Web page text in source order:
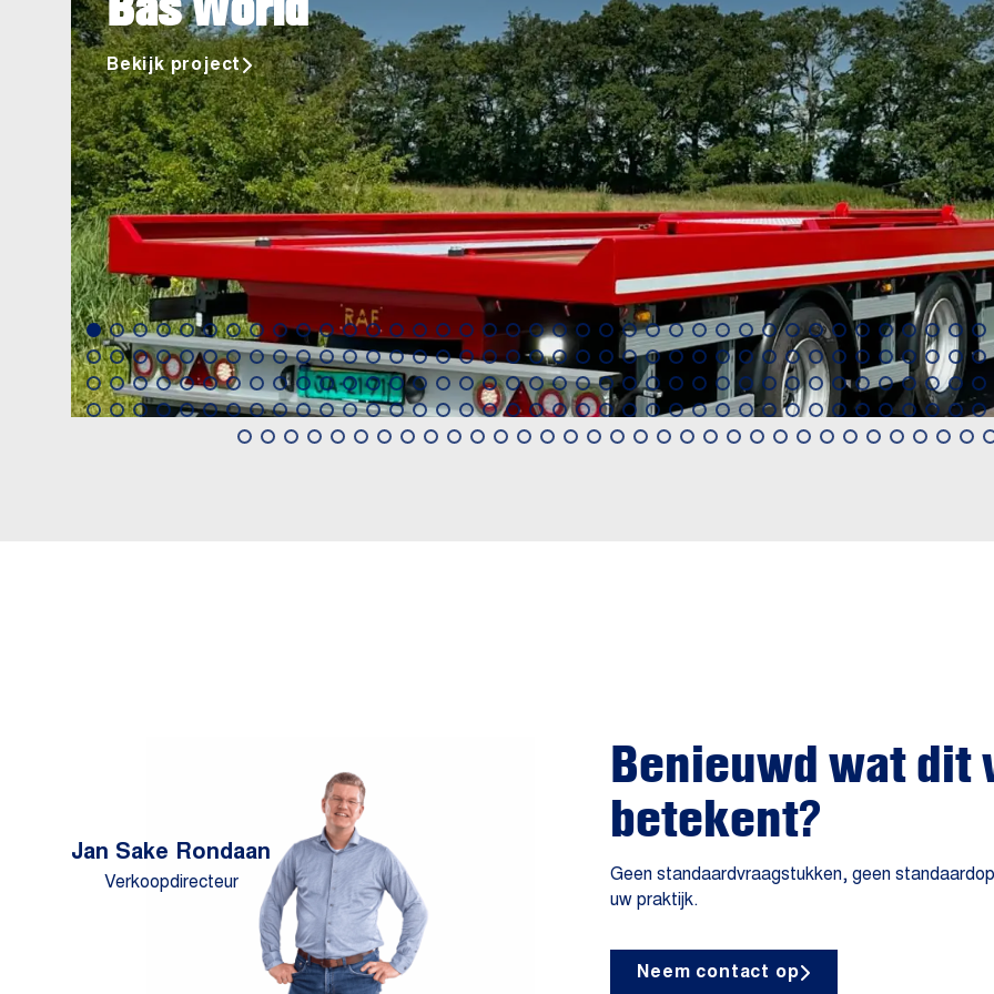
Bekijk project
Benieuwd wat
betekent?
Geen standaardvraagstukken, geen
uw praktijk.
Neem contact op
Jan Sake Rondaan
Verkoopdirecteur